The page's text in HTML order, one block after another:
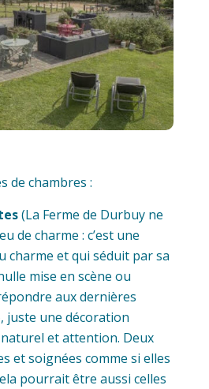
de chambres :
(La Ferme de Durbuy ne
de charme : c’est une
charme et qui séduit par sa
mise en scène ou
aux dernières
juste une décoration
et attention. Deux
et soignées comme si elles
pourrait être aussi celles